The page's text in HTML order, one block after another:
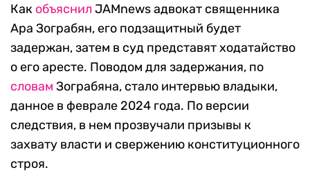
Как объяснил JAMnews адвокат священника
Ара Зограбян, его подзащитный будет
задержан, затем в суд представят ходатайство
о его аресте. Поводом для задержания, по
словам Зограбяна, стало интервью владыки,
данное в феврале 2024 года. По версии
следствия, в нем прозвучали призывы к
захвату власти и свержению конституционного
строя.